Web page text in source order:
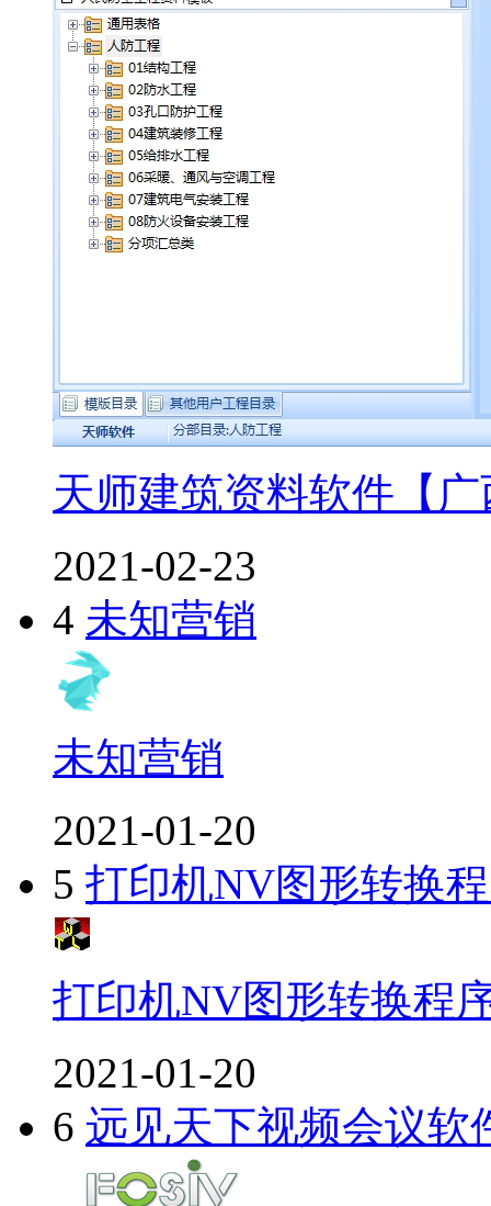
天师建筑资料软件【
2021-02-23
4 未知营销
未知营销
2021-01-20
5 打印机NV图形转换
打印机NV图形转换程
2021-01-20
6 远见天下视频会议软